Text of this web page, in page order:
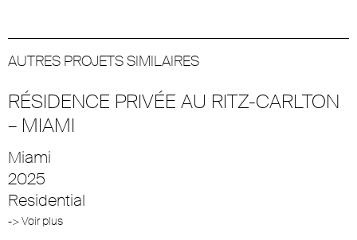
AUTRES PROJETS SIMILAIRES
RÉSIDENCE PRIVÉE AU RITZ-CARLTON
– MIAMI
Miami
2025
Residential
-> Voir plus